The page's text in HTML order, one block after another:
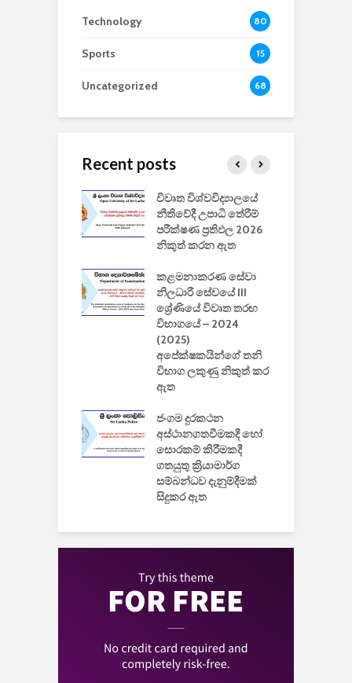
Technology 80
Sports 15
Uncategorized 68
Recent posts
විවෘත විශ්වවිද්‍යාලයේ
නීතිවේදී උපාධි තේරීම්
පරීක්ෂණ ප්‍රතිඵල 2026
නිකුත් කරන ඇත
කළමනාකරණ සේවා
නිලධාරී සේවයේ III
ශ්‍රේණියේ විවෘත තරඟ
විභාගයේ – 2024
(2025)
අපේක්ෂකයින්ගේ තනි
විභාග ලකුණු නිකුත් කර
ඇත
ජංගම දුරකථන
අස්ථානගතවීමකදී හෝ
සොරකම් කිරීමකදී
ගතයුතු ක්‍රියාමාර්ග
සම්බන්ධව දැනුම්දීමක්
සිදුකර ඇත